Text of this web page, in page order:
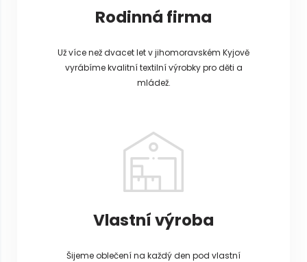
Rodinná firma
Už více než dvacet let v jihomoravském Kyjově
vyrábíme kvalitní textilní výrobky pro děti a
mládež.
Vlastní výroba
Šijeme oblečení na každý den pod vlastní